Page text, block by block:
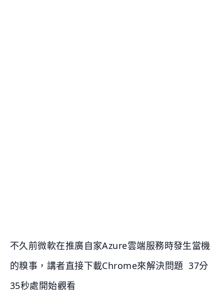
不久前微軟在推廣自家Azure雲端服務時發生當機
的糗事，講者直接下載Chrome來解決問題 37分
35秒處開始觀看